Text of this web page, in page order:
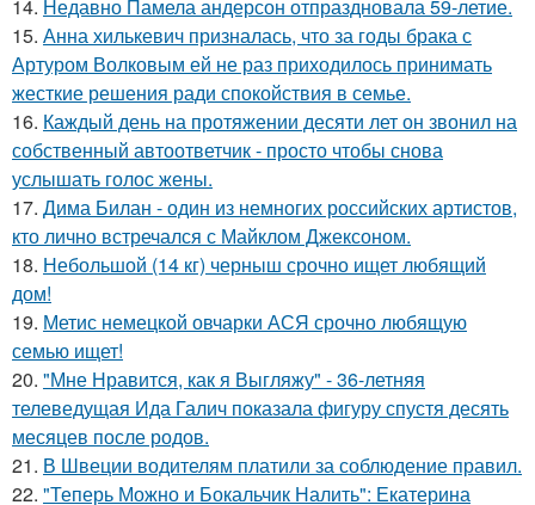
14. Недавно Памела андерсон отпраздновала 59-летие.
15. Анна хилькевич призналась, что за годы брака с
Артуром Волковым ей не раз приходилось принимать
жесткие решения ради спокойствия в семье.
16. Каждый день на протяжении десяти лет он звонил на
собственный автоответчик - просто чтобы снова
услышать голос жены.
17. Дима Билан - один из немногих российских артистов,
кто лично встречался с Майклом Джексоном.
18. Небольшой (14 кг) черныш срочно ищет любящий
дом!
19. Метис немецкой овчарки АСЯ срочно любящую
семью ищет!
20. "Мне Нравится, как я Выгляжу" - 36-летняя
телеведущая Ида Галич показала фигуру спустя десять
месяцев после родов.
21. В Швеции водителям платили за соблюдение правил.
22. "Теперь Можно и Бокальчик Налить": Екатерина